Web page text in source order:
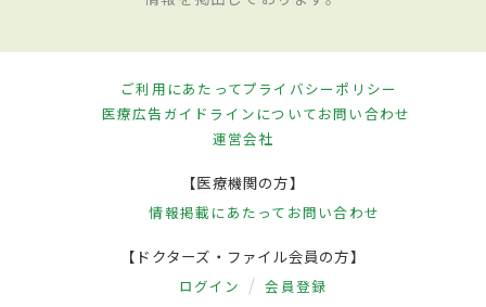
ご利用にあたってプライバシーポリシー
医療広告ガイドラインについてお問い合わせ
運営会社
【医療機関の方】
情報掲載にあたって お問い合わせ
【ドクターズ・ファイル会員の方】
ログイン 会員登録